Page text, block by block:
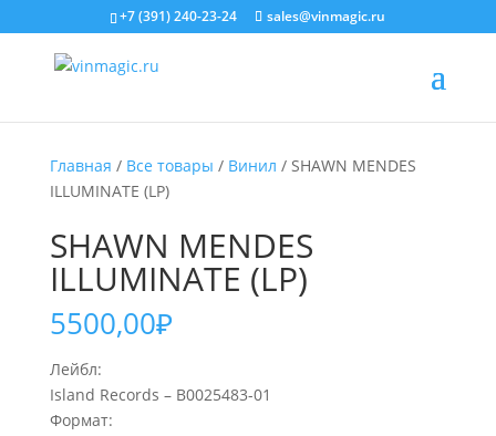
+7 (391) 240-23-24 sales@vinmagic.ru
Главная / Все товары / Винил / SHAWN MENDES
ILLUMINATE (LP)
SHAWN MENDES
ILLUMINATE (LP)
5500,00₽
Лейбл:
Island Records – B0025483-01
Формат: